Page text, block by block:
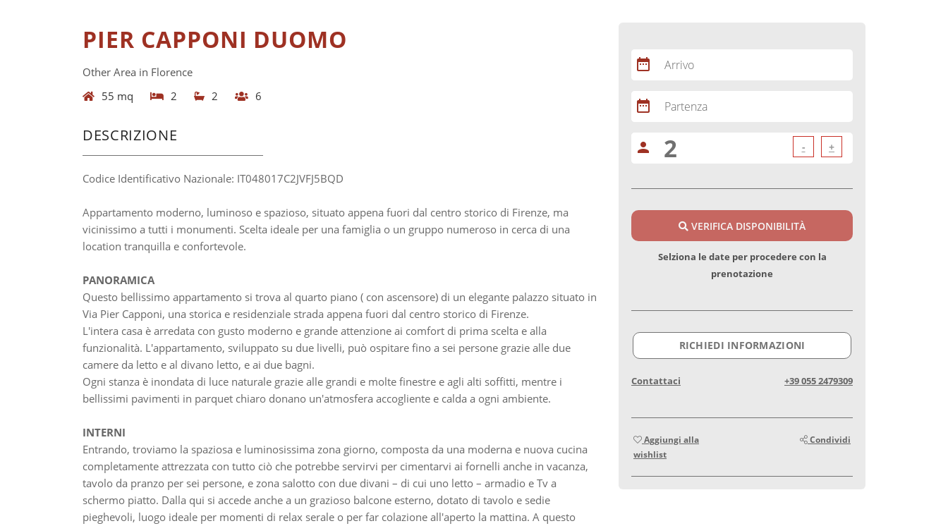
PIER CAPPONI DUOMO
Other Area in Florence
55 mq
2 2 6
DESCRIZIONE
Codice Identificativo Nazionale: IT048017C2JVFJ5BQD
Appartamento moderno, luminoso e spazioso, situato appena fuori dal centro storico di Firenze, ma
vicinissimo a tutti i monumenti. Scelta ideale per una famiglia o un gruppo numeroso in cerca di una
location tranquilla e confortevole.
PANORAMICA
Questo bellissimo appartamento si trova al quarto piano ( con ascensore) di un elegante palazzo situato in
Via Pier Capponi, una storica e residenziale strada appena fuori dal centro storico di Firenze.
L'intera casa è arredata con gusto moderno e grande attenzione ai comfort di prima scelta e alla
funzionalità. L'appartamento, sviluppato su due livelli, può ospitare fino a sei persone grazie alle due
camere da letto e al divano letto, e ai due bagni.
Ogni stanza è inondata di luce naturale grazie alle grandi e molte finestre e agli alti soffitti, mentre i
bellissimi pavimenti in parquet chiaro donano un'atmosfera accogliente e calda a ogni ambiente.
INTERNI
Entrando, troviamo la spaziosa e luminosissima zona giorno, composta da una moderna e nuova cucina
completamente attrezzata con tutto ciò che potrebbe servirvi per cimentarvi ai fornelli anche in vacanza,
tavolo da pranzo per sei persone, e zona salotto con due divani – di cui uno letto – armadio e Tv a
schermo piatto. Dalla qui si accede anche a un grazioso balcone esterno, dotato di tavolo e sedie
pieghevoli, luogo ideale per momenti di relax serale o per far colazione all'aperto la mattina. A questo
date_range Arrivo
date_range Partenza
person - +
VERIFICA DISPONIBILITÀ
Selziona le date per procedere con la
prenotazione
RICHIEDI INFORMAZIONI
Contattaci +39 055 2479309
Aggiungi alla
wishlist
Condividi